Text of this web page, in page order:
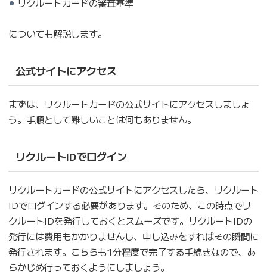
についても解説します。
公式サイトにアクセス
まずは、リクルートカードの公式サイトにアクセスしましょ
う。手順として難しいことは何もありません。
リクルートIDでログイン
リクルートカードの公式サイトにアクセスしたら、リクルート
IDでログインする必要があります。そのため、この時点でリ
クルートIDを発行しておくとスムーズです。リクルートIDの
発行には費用もかかりませんし、申し込みをすればその瞬間に
発行されます。こちらも1分程度で完了する手続きなので、あ
らかじめ行っておくようにしましょう。